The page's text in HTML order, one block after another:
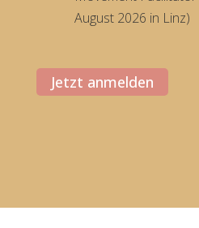
August 2026 in Linz)
Jetzt anmelden